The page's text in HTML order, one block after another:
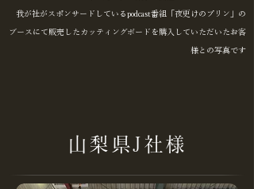
我が社がスポンサードしているpodcast番組「夜更けのプリン」の
ブースにて販売したカッティングボードを購入していただいたお客
様との写真です
山梨県J社様